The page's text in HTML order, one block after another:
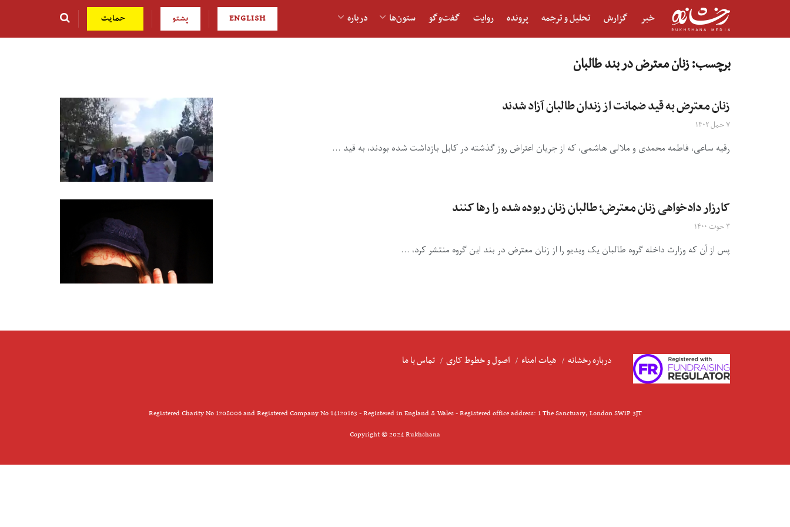
خبر گزارش تحلیل و ترجمه پرونده روایت گفت‌و‎گو ستون‌ها درباره ENGLISH پشتو حمایت
برچسب:زنان معترض در بند طالبان
زنان معترض به قید ضمانت از زندان طالبان آزاد شدند
۷ حمل ۱۴۰۲
رقیه ساعی، فاطمه محمدی و ملالی هاشمی، که از جریان اعتراض روز گذشته در کابل بازداشت شده بودند، به قید ...
کارزار دادخواهی زنان معترض؛ طالبان زنان ربوده شده را رها کنند
۳ حوت ۱۴۰۰
پس از آن که وزارت داخله گروه طالبان یک ویدیو را از زنان معترض در بند این گروه منتشر کرد، ...
درباره رخشانه هیات امناء اصول و خطوط کاری تماس با ما
Registered Charity No 1208006 and Registered Company No 14120163 - Registered in England & Wales - Registered office address: 1 The Sanctuary, London SW1P 3JT
Copyright © 2024 Rukhshana